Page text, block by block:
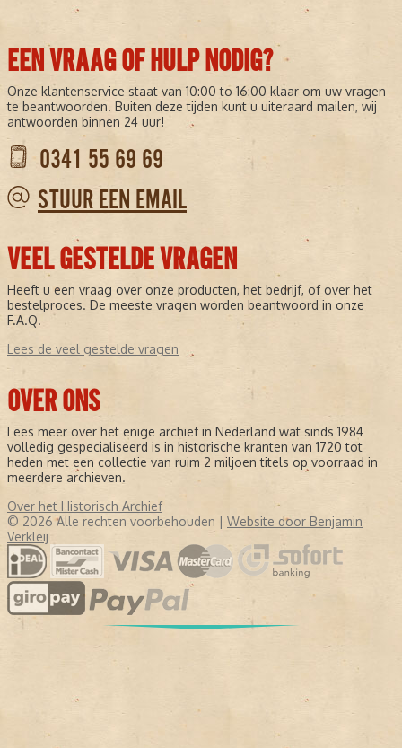
EEN VRAAG OF HULP NODIG?
Onze klantenservice staat van 10:00 to 16:00 klaar om uw vragen
te beantwoorden. Buiten deze tijden kunt u uiteraard mailen, wij
antwoorden binnen 24 uur!
0341 55 69 69
STUUR EEN EMAIL
VEEL GESTELDE VRAGEN
Heeft u een vraag over onze producten, het bedrijf, of over het
bestelproces. De meeste vragen worden beantwoord in onze
F.A.Q.
Lees de veel gestelde vragen
OVER ONS
Lees meer over het enige archief in Nederland wat sinds 1984
volledig gespecialiseerd is in historische kranten van 1720 tot
heden met een collectie van ruim 2 miljoen titels op voorraad in
meerdere archieven.
Over het Historisch Archief
© 2026 Alle rechten voorbehouden | Website door Benjamin
Verkleij